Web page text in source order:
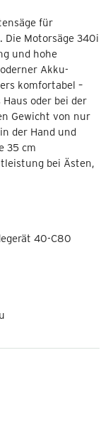
für
Die Motorsäge 340i
und hohe
Akku-
komfortabel –
oder bei der
Gewicht von nur
der Hand und
35 cm
bei Ästen,
40-C80